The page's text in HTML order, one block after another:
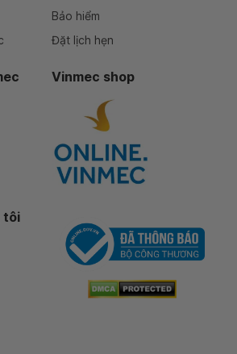
Bảo hiểm
Đặt lịch hẹn
Vinmec shop
tôi